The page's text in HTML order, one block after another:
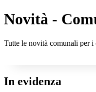
Novità -
Tutte le novità comunali per i
In evidenza